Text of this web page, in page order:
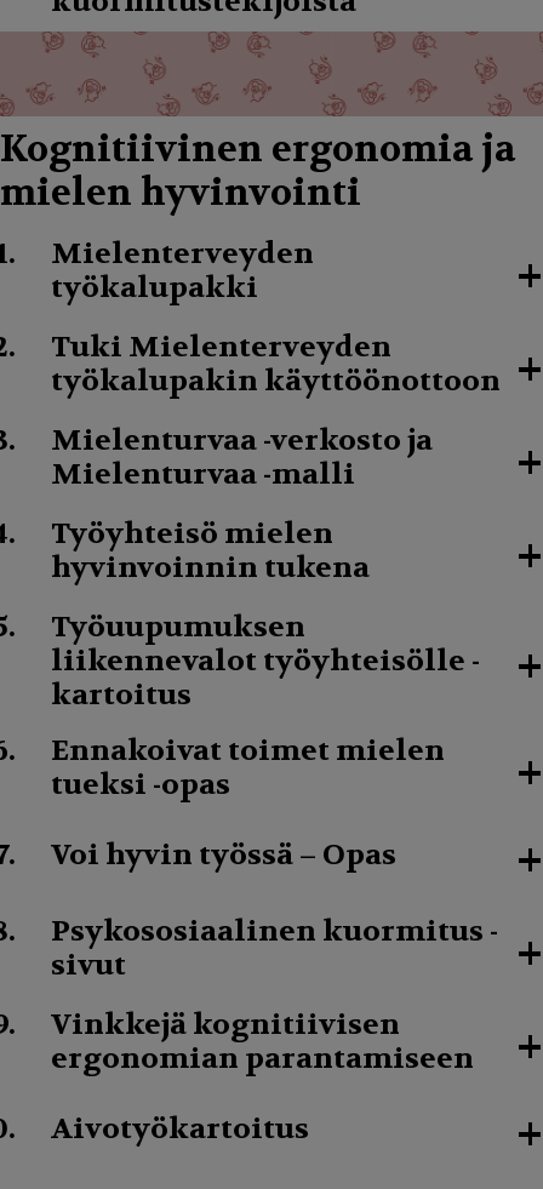
Kognitiivinen ergonomia ja
mielen hyvinvointi
Mielenterveyden
työkalupakki
+
Tuki Mielenterveyden
työkalupakin käyttöönottoon +
Mielenturvaa -verkosto ja
Mielenturvaa -malli
+
Työyhteisö mielen
hyvinvoinnin tukena
+
Työuupumuksen
liikennevalot työyhteisölle -
kartoitus
+
Ennakoivat toimet mielen
tueksi -opas
+
Voi hyvin työssä – Opas +
Psykososiaalinen kuormitus -
sivut
+
Vinkkejä kognitiivisen
ergonomian parantamiseen
+
Aivotyökartoitus +